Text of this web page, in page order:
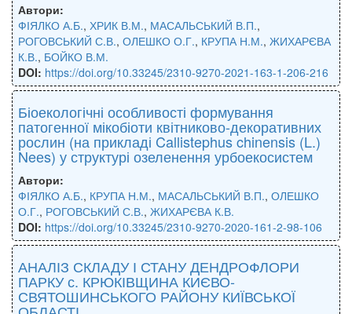
Автори:
ФІЯЛКО А.Б., ХРИК В.М., МАСАЛЬСЬКИЙ В.П.,
РОГОВСЬКИЙ С.В., ОЛЕШКО О.Г., КРУПА Н.М., ЖИХАРЄВА
К.В., БОЙКО В.М.
DOI: https://doi.org/10.33245/2310-9270-2021-163-1-206-216
Біоекологічні особливості формування
патогенної мікобіоти квітниково-декоративних
рослин (на прикладі Callistephus chinensis (L.)
Neеs) у структурі озеленення урбоекосистем
Автори:
ФІЯЛКО А.Б., КРУПА Н.М., МАСАЛЬСЬКИЙ В.П., ОЛЕШКО
О.Г., РОГОВСЬКИЙ С.В., ЖИХАРЄВА К.В.
DOI: https://doi.org/10.33245/2310-9270-2020-161-2-98-106
АНАЛІЗ СКЛАДУ І СТАНУ ДЕНДРОФЛОРИ
ПАРКУ с. КРЮКІВЩИНА КИЄВО-
СВЯТОШИНСЬКОГО РАЙОНУ КИЇВСЬКОЇ